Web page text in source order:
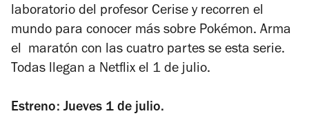
laboratorio del profesor Cerise y recorren el
mundo para conocer más sobre Pokémon. Arma
el maratón con las cuatro partes se esta serie.
Todas llegan a Netflix el 1 de julio.
Estreno: Jueves 1 de julio.